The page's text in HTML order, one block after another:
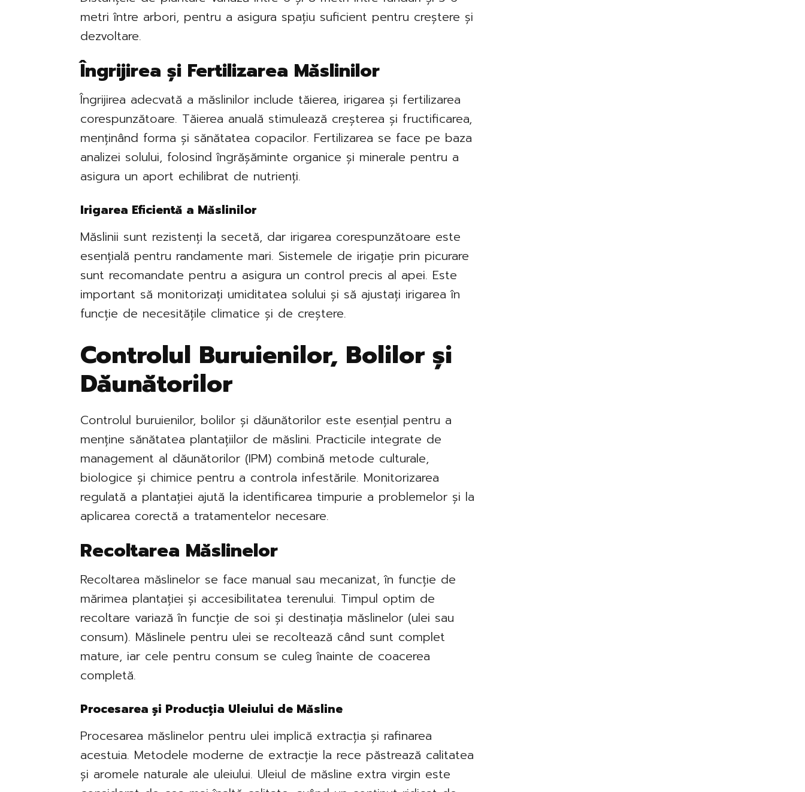
metri între arbori, pentru a asigura spațiu suficient pentru creștere și
dezvoltare.
Îngrijirea și Fertilizarea Măslinilor
Îngrijirea adecvată a măslinilor include tăierea, irigarea și fertilizarea
corespunzătoare. Tăierea anuală stimulează creșterea și fructificarea,
menținând forma și sănătatea copacilor. Fertilizarea se face pe baza
analizei solului, folosind îngrășăminte organice și minerale pentru a
asigura un aport echilibrat de nutrienți.
Irigarea Eficientă a Măslinilor
Măslinii sunt rezistenți la secetă, dar irigarea corespunzătoare este
esențială pentru randamente mari. Sistemele de irigație prin picurare
sunt recomandate pentru a asigura un control precis al apei. Este
important să monitorizați umiditatea solului și să ajustați irigarea în
funcție de necesitățile climatice și de creștere.
Controlul Buruienilor, Bolilor și
Dăunătorilor
Controlul buruienilor, bolilor și dăunătorilor este esențial pentru a
menține sănătatea plantațiilor de măslini. Practicile integrate de
management al dăunătorilor (IPM) combină metode culturale,
biologice și chimice pentru a controla infestările. Monitorizarea
regulată a plantației ajută la identificarea timpurie a problemelor și la
aplicarea corectă a tratamentelor necesare.
Recoltarea Măslinelor
Recoltarea măslinelor se face manual sau mecanizat, în funcție de
mărimea plantației și accesibilitatea terenului. Timpul optim de
recoltare variază în funcție de soi și destinația măslinelor (ulei sau
consum). Măslinele pentru ulei se recoltează când sunt complet
mature, iar cele pentru consum se culeg înainte de coacerea
completă.
Procesarea și Producția Uleiului de Măsline
Procesarea măslinelor pentru ulei implică extracția și rafinarea
acestuia. Metodele moderne de extracție la rece păstrează calitatea
și aromele naturale ale uleiului. Uleiul de măsline extra virgin este